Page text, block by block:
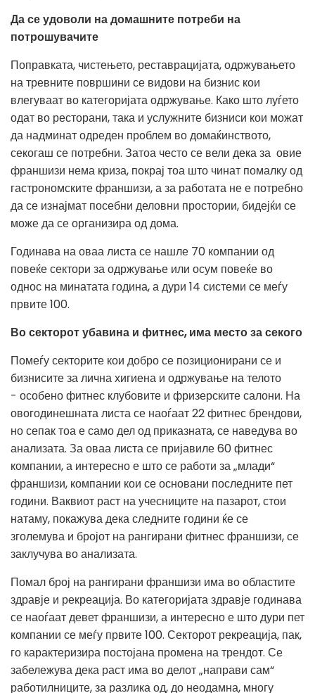
Да се удоволи на домашните потреби на
потрошувачите
Поправката, чистењето, реставрацијата, одржувањето
на тревните површини се видови на бизнис кои
влегуваат во категоријата одржување. Како што луѓето
одат во ресторани, така и услужните бизниси кои можат
да надминат одреден проблем во домаќинството,
секогаш се потребни. Затоа често се вели дека за овие
франшизи нема криза, покрај тоа што чинат помалку од
гастрономските франшизи, а за работата не е потребно
да се изнајмат посебни деловни простории, бидејќи се
може да се организира од дома.
Годинава на оваа листа се нашле 70 компании од
повеќе сектори за одржување или осум повеќе во
однос на минатата година, а дури 14 системи се меѓу
првите 100.
Во секторот убавина и фитнес, има место за секого
Помеѓу секторите кои добро се позиционирани се и
бизнисите за лична хигиена и одржување на телото
- особено фитнес клубовите и фризерските салони. На
овогодинешната листа се наоѓаат 22 фитнес брендови,
но сепак тоа е само дел од приказната, се наведува во
анализата. За оваа листа се пријавиле 60 фитнес
компании, а интересно е што се работи за „млади“
франшизи, компании кои се основани последните пет
години. Ваквиот раст на учесниците на пазарот, стои
натаму, покажува дека следните години ќе се
зголемува и бројот на рангирани фитнес франшизи, се
заклучува во анализата.
Помал број на рангирани франшизи има во областите
здравје и рекреација. Во категоријата здравје годинава
се наоѓаат девет франшизи, а интересно е што дури пет
компании се меѓу првите 100. Секторот рекреација, пак,
го карактеризира постојана промена на трендот. Се
забележува дека раст има во делот „направи сам“
работилниците, за разлика од, до неодамна, многу